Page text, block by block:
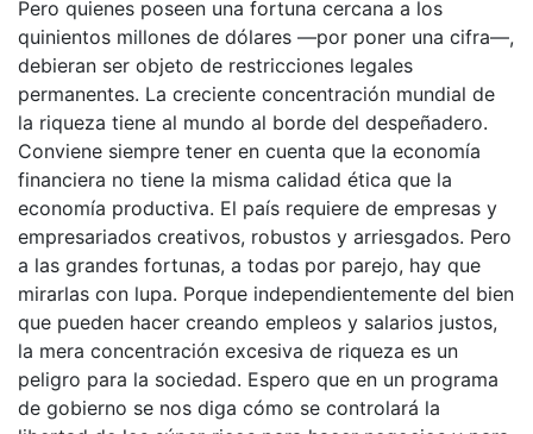
Pero quienes poseen una fortuna cercana a los
quinientos millones de dólares —por poner una cifra—,
debieran ser objeto de restricciones legales
permanentes. La creciente concentración mundial de
la riqueza tiene al mundo al borde del despeñadero.
Conviene siempre tener en cuenta que la economía
financiera no tiene la misma calidad ética que la
economía productiva. El país requiere de empresas y
empresariados creativos, robustos y arriesgados. Pero
a las grandes fortunas, a todas por parejo, hay que
mirarlas con lupa. Porque independientemente del bien
que pueden hacer creando empleos y salarios justos,
la mera concentración excesiva de riqueza es un
peligro para la sociedad. Espero que en un programa
de gobierno se nos diga cómo se controlará la